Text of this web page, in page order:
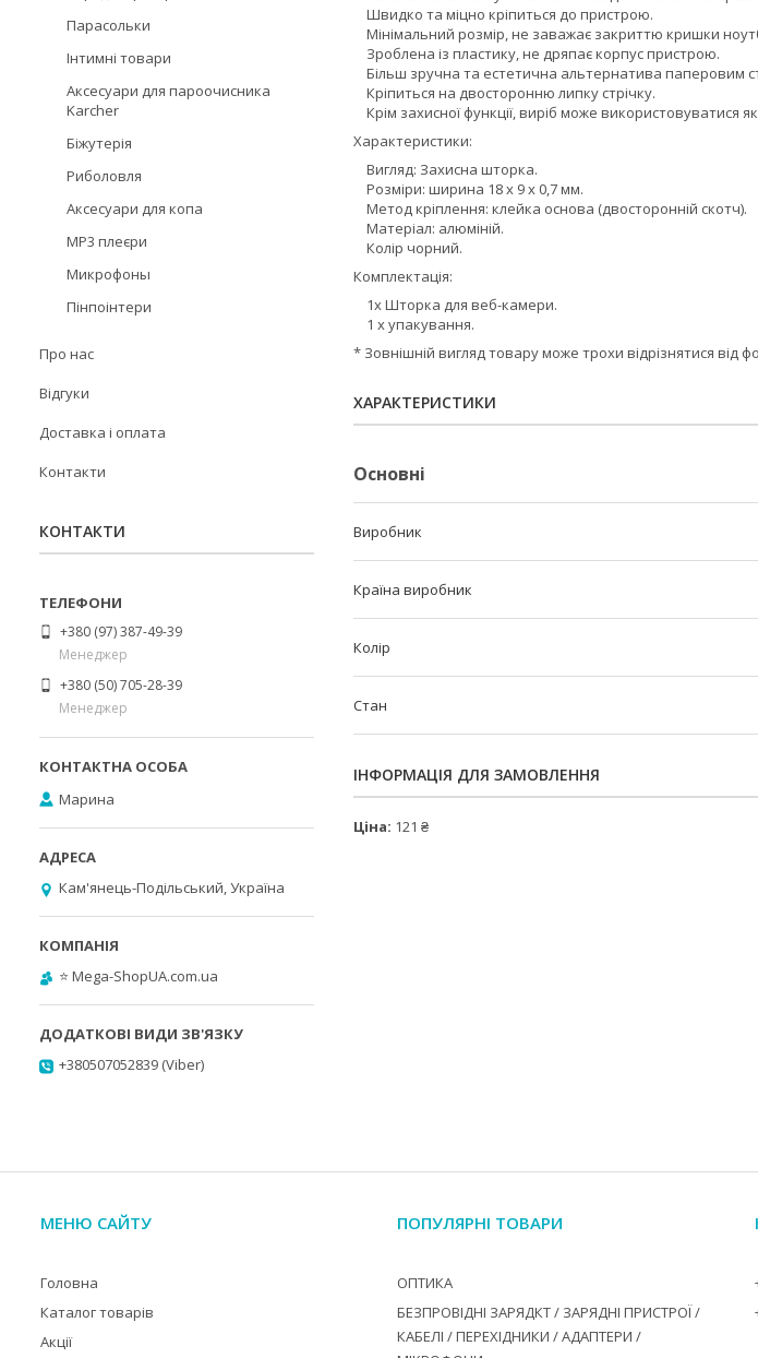
Швидко та міцно кріпиться до пристрою.
Мінімальний розмір, не заважає закриттю кришки
Зроблена із пластику, не дряпає корпус пристрою.
Більш зручна та естетична альтернатива паперовим
Кріпиться на двосторонню липку стрічку.
Крім захисної функції, виріб може використовуватися
Характеристики:
Вигляд: Захисна шторка.
Розміри: ширина 18 х 9 х 0,7 мм.
Метод кріплення: клейка основа (двосторонній скотч).
Матеріал: алюміній.
Колір чорний.
Комплектація:
1х Шторка для веб-камери.
1 х упакування.
* Зовнішній вигляд товару може трохи відрізнятися від
ХАРАКТЕРИСТИКИ
Основні
Виробник
Країна виробник
Колір
Стан
ІНФОРМАЦІЯ ДЛЯ ЗАМОВЛЕННЯ
Ціна: 121 ₴
Парасольки
Інтимні товари
Аксесуари для пароочисника
Karcher
Біжутерія
Риболовля
Аксесуари для копа
MP3 плеєри
Микрофоны
Пінпоінтери
Про нас
Відгуки
Доставка і оплата
Контакти
КОНТАКТИ
+380 (97) 387-49-39
Менеджер
+380 (50) 705-28-39
Менеджер
Марина
Кам'янець-Подільський, Україна
⭐️ Mega-ShopUA.com.ua
+380507052839 (Viber)
МЕНЮ САЙТУ
Головна
Каталог товарів
Акції
ПОПУЛЯРНІ ТОВАРИ
ОПТИКА
БЕЗПРОВІДНІ ЗАРЯДКТ / ЗАРЯДНІ ПРИСТРОЇ /
КАБЕЛІ / ПЕРЕХІДНИКИ / АДАПТЕРИ /